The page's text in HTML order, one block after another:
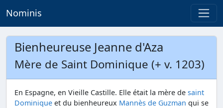
Nominis
Bienheureuse Jeanne d'Aza
Mère de Saint Dominique (+ v. 1203)
En Espagne, en Vieille Castille. Elle était la mère de saint
Dominique et du bienheureux Mannès de Guzman qui se